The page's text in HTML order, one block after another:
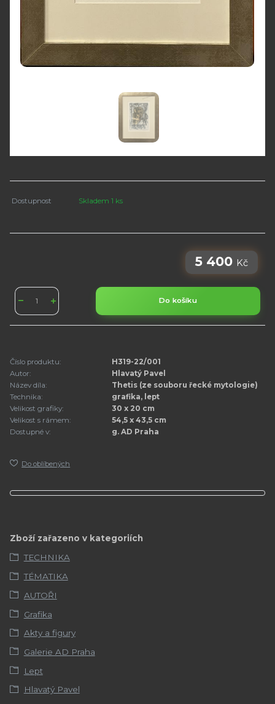
Dostupnost Skladem 1 ks
5 400 Kč
Do košíku
Číslo produktu:
H319-22/001
Autor:
Hlavatý Pavel
Název díla:
Thetis (ze souboru řecké mytologie)
Technika:
grafika, lept
Velikost grafiky:
30 x 20 cm
Velikost s rámem:
54,5 x 43,5 cm
Dostupné v:
g. AD Praha
Do oblíbených
Zboží zařazeno v kategoriích
TECHNIKA
TÉMATIKA
AUTOŘI
Grafika
Akty a figury
Galerie AD Praha
Lept
Hlavatý Pavel